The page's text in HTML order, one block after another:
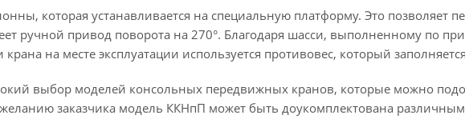
которая устанавливается на специальную платформу. Это позволяет
ручной привод поворота на 270°. Благодаря шасси, выполненному по
на месте эксплуатации используется противовес, который
выбор моделей консольных передвижных кранов, которые можно
заказчика модель ККНпП может быть доукомплектована